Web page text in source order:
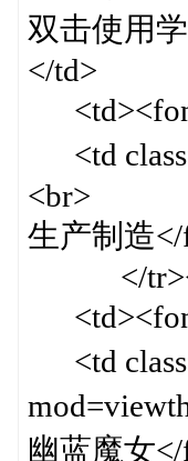
双击使用
</td>
<td
<br>
生产制造
</
<td
幽蓝魔女